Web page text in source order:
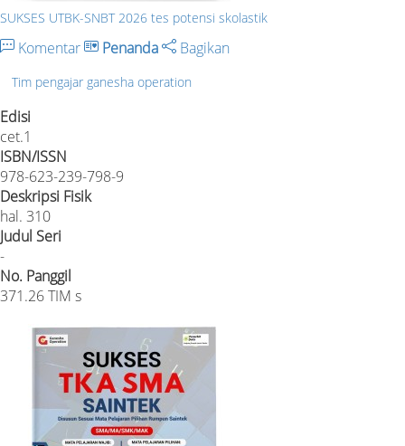
SUKSES UTBK-SNBT 2026 tes potensi skolastik
Komentar Penanda Bagikan
Tim pengajar ganesha operation
Edisi
cet.1
ISBN/ISSN
978-623-239-798-9
Deskripsi Fisik
hal. 310
Judul Seri
-
No. Panggil
371.26 TIM s